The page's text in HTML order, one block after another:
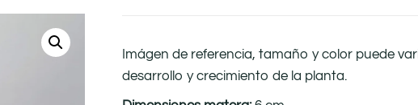
Imágen de referencia, tamaño y color puede
desarrollo y crecimiento de la planta.